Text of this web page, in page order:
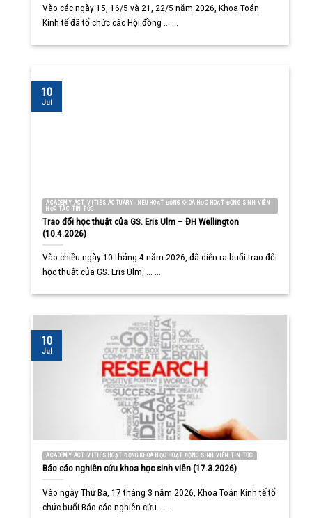
Vào các ngày 15, 16/5 và 21, 22/5 năm 2026, Khoa Toán
Kinh tế đã tổ chức các Hội đồng ... ...
ACADEMY ACTIVITIES ACTUARY - NEU HOẠT ĐỘNG KHOA HỌC HOẠT ĐỘNG SINH VIÊN
HỢP TÁC TIN TỨC
Trao đổi học thuật của GS. Eris Ulm – ĐH Wellington
(10.4.2026)
Vào chiều ngày 10 tháng 4 năm 2026, đã diễn ra buổi trao đổi
học thuật của GS. Eris Ulm, ... ...
10
Jul
ACADEMY ACTIVITIES HOẠT ĐỘNG KHOA HỌC HOẠT ĐỘNG SINH VIÊN TIN TỨC
Báo cáo nghiên cứu khoa học sinh viên (17.3.2026)
Vào ngày Thứ Ba, 17 tháng 3 năm 2026, Khoa Toán Kinh tế tổ
chức buổi Báo cáo nghiên cứu ... ...
10
Jul